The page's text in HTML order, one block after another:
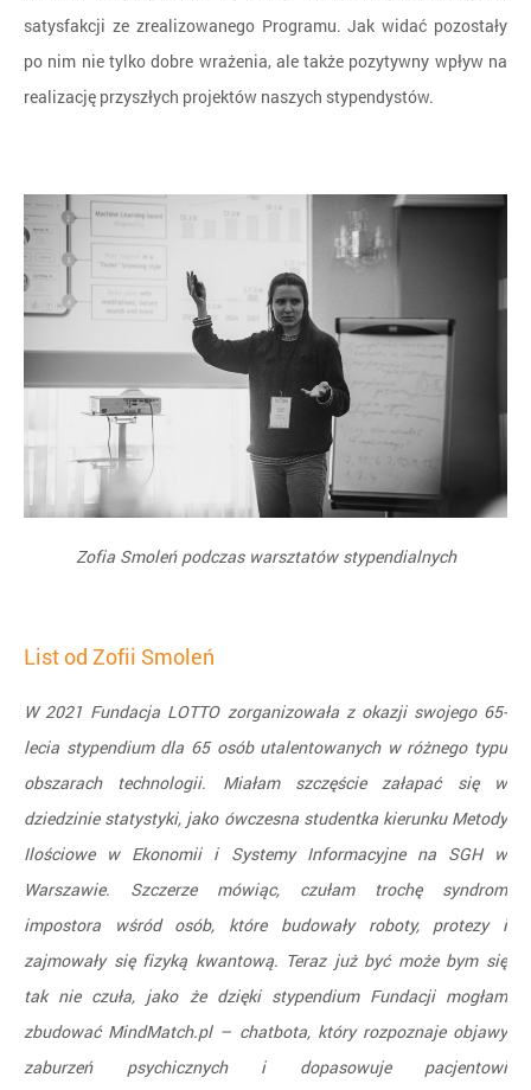
satysfakcji ze zrealizowanego Programu. Jak widać pozostały
po nim nie tylko dobre wrażenia, ale także pozytywny wpływ na
realizację przyszłych projektów naszych stypendystów.
Zofia Smoleń podczas warsztatów stypendialnych
List od Zofii Smoleń
W 2021 Fundacja LOTTO zorganizowała z okazji swojego 65-
lecia stypendium dla 65 osób utalentowanych w różnego typu
obszarach technologii. Miałam szczęście załapać się w
dziedzinie statystyki, jako ówczesna studentka kierunku Metody
Ilościowe w Ekonomii i Systemy Informacyjne na SGH w
Warszawie. Szczerze mówiąc, czułam trochę syndrom
impostora wśród osób, które budowały roboty, protezy i
zajmowały się fizyką kwantową. Teraz już być może bym się
tak nie czuła, jako że dzięki stypendium Fundacji mogłam
zbudować MindMatch.pl – chatbota, który rozpoznaje objawy
zaburzeń psychicznych i dopasowuje pacjentowi